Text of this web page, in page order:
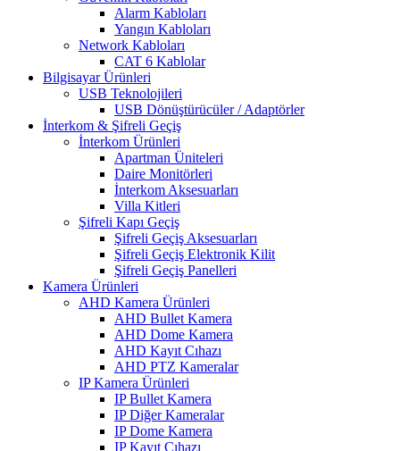
Alarm Kabloları
Yangın Kabloları
Network Kabloları
CAT 6 Kablolar
Bilgisayar Ürünleri
USB Teknolojileri
USB Dönüştürücüler / Adaptörler
İnterkom & Şifreli Geçiş
İnterkom Ürünleri
Apartman Üniteleri
Daire Monitörleri
İnterkom Aksesuarları
Villa Kitleri
Şifreli Kapı Geçiş
Şifreli Geçiş Aksesuarları
Şifreli Geçiş Elektronik Kilit
Şifreli Geçiş Panelleri
Kamera Ürünleri
AHD Kamera Ürünleri
AHD Bullet Kamera
AHD Dome Kamera
AHD Kayıt Cıhazı
AHD PTZ Kameralar
IP Kamera Ürünleri
IP Bullet Kamera
IP Diğer Kameralar
IP Dome Kamera
IP Kayıt Cıhazı